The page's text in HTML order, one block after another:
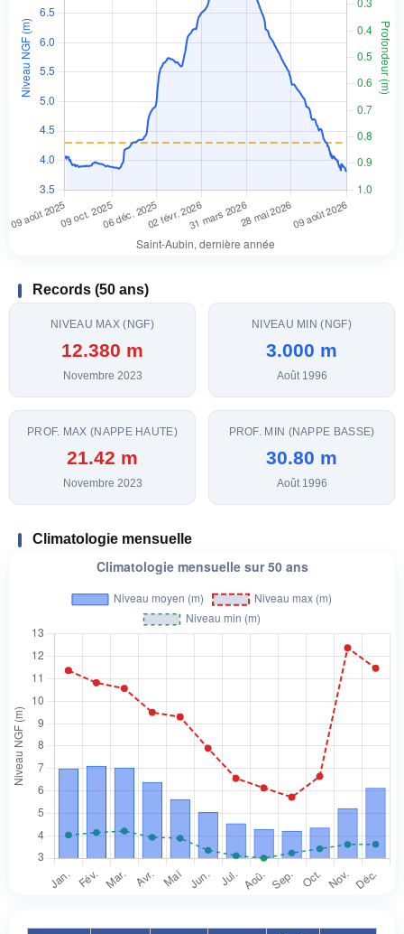
Records (50 ans)
NIVEAU MAX (NGF)
12.380 m
Novembre 2023
NIVEAU MIN (NGF)
3.000 m
Août 1996
PROF. MAX (NAPPE HAUTE)
21.42 m
Novembre 2023
PROF. MIN (NAPPE BASSE)
30.80 m
Août 1996
Climatologie mensuelle